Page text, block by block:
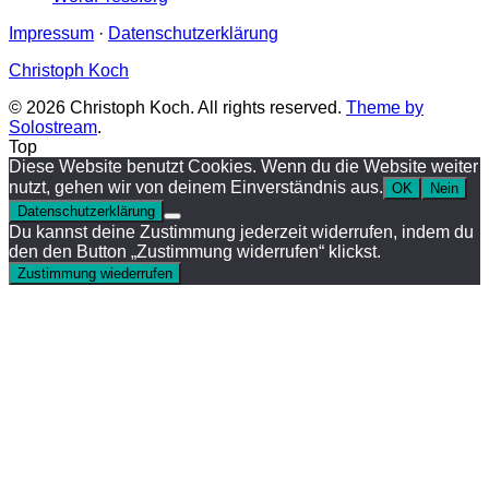
Impressum · Datenschutzerklärung
Christoph Koch
© 2026 Christoph Koch. All rights reserved. Theme by
Solostream.
Top
Diese Website benutzt Cookies. Wenn du die Website weiter
nutzt, gehen wir von deinem Einverständnis aus. OK
Nein
Datenschutzerklärung
Du kannst deine Zustimmung jederzeit widerrufen, indem du
den den Button „Zustimmung widerrufen“ klickst.
Zustimmung wiederrufen